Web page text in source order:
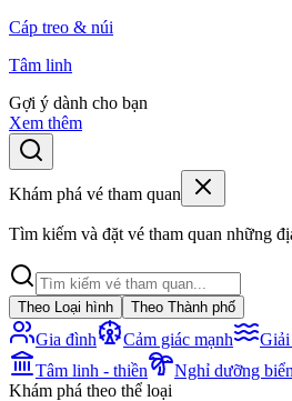
Cáp treo & núi
Tâm linh
Gợi ý dành cho bạn
Xem thêm
Khám phá vé tham quan
Tìm kiếm và đặt vé tham quan những
Theo Loại hình Theo Thành phố
Gia đình Cảm giác mạnh Giải
Tâm linh - thiền
Nghỉ dưỡng biển
Khám phá theo thể loại